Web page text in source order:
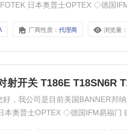
日本奥普士OPTEX ◇德国
厂商性质：代理商 浏览量
射开关 T186E T18SN6R
好，我公司是目前美国BANNER邦
本奥普士OPTEX ◇德国IFM易福门